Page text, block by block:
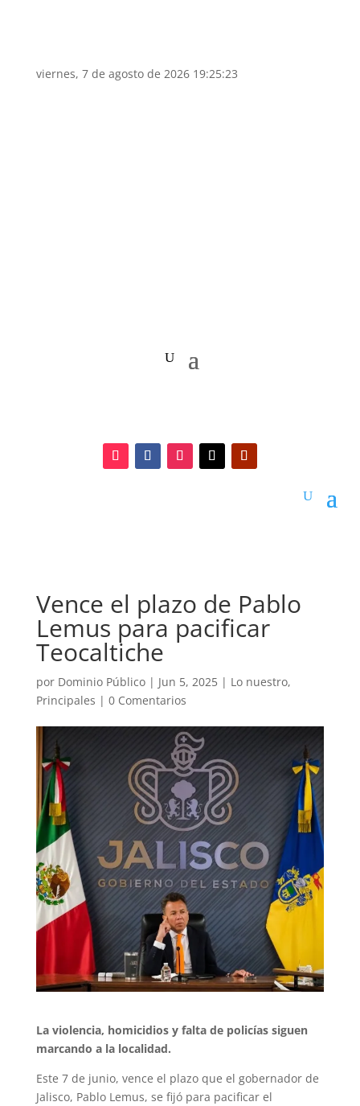
viernes, 7 de agosto de 2026 19:25:23
Vence el plazo de Pablo
Lemus para pacificar
Teocaltiche
por Dominio Público| Jun 5, 2025| Lo nuestro,
Principales | 0 Comentarios
La violencia, homicidios y falta de policías siguen
marcando a la localidad.
Este 7 de junio, vence el plazo que el gobernador de
Jalisco, Pablo Lemus, se fijó para pacificar el